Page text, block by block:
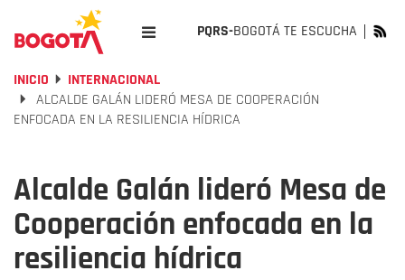
PQRS-BOGOTÁ TE ESCUCHA
INICIO
INTERNACIONAL
ALCALDE GALÁN LIDERÓ MESA DE COOPERACIÓN
ENFOCADA EN LA RESILIENCIA HÍDRICA
Alcalde Galán lideró Mesa de
Cooperación enfocada en la
resiliencia hídrica